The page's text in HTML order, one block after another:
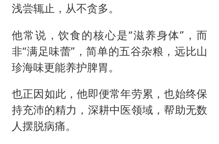
浅尝辄止，从不贪多。
他常说，饮食的核心是“滋养身体”，而
非“满足味蕾”，简单的五谷杂粮，远比山
珍海味更能养护脾胃。
也正因如此，他即便常年劳累，也始终保
持充沛的精力，深耕中医领域，帮助无数
人摆脱病痛。